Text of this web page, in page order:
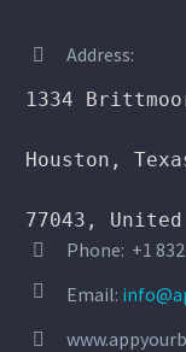

 Address:
1334
Houston,
77043,

 Phone: +1

 Email:

